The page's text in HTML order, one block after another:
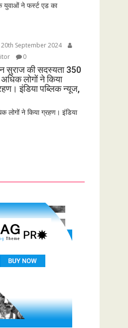
युवाओं ने फर्स्ट एड का
20th September 2024
0
सुराज की सदस्यता 350
लोगों ने किया
इंडिया पब्लिक न्यूज,
ने किया ग्रहण। इंडिया